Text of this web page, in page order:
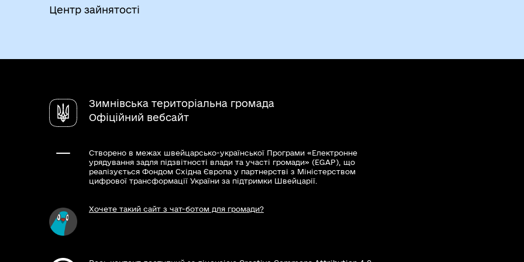
Посвідчення жертви нацистських переслідувань померлого громадянина
Умови і випадки надання
Результати та способи отримання результату
Послуга не надається у разі не подання відповідних документів
Центр зайнятості
Зимнівська територіальна громада
Офіційний вебсайт
Створено в межах швейцарсько-української Програми «Електронне
урядування задля підзвітності влади та участі громади» (EGAP), що
реалізується Фондом Східна Європа у партнерстві з Міністерством
цифрової трансформації України за підтримки Швейцарії.
Хочете такий сайт з чат-ботом для громади?